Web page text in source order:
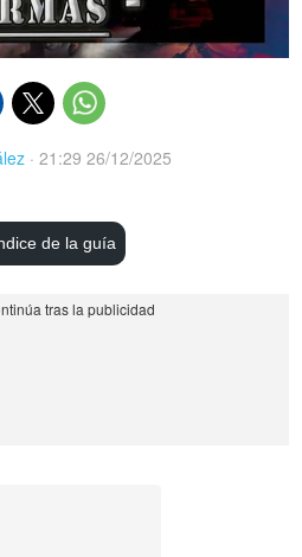
· 21:29 26/12/2025
de la guía